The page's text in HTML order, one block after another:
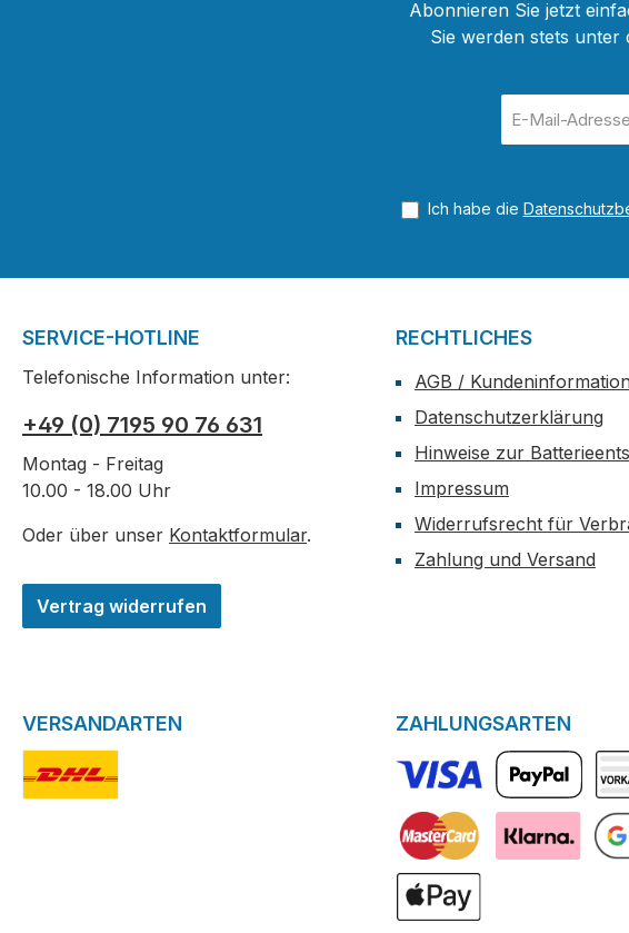
Abonnieren Sie jetzt
Sie werden stets
Mail-
Ich habe die
SERVICE-HOTLINE
Telefonische Information unter:
+49 (0) 7195 90 76 631
Montag - Freitag
10.00 - 18.00 Uhr
Oder über unser Kontaktformular.
Vertrag widerrufen
RECHTLICHES
AGB /
Datenschutzerklärung
Hinweise zur
Impressum
Widerrufsrecht für
Zahlung und Versand
VERSANDARTEN ZAHLUNGSARTEN
PayPal
Kreditkarte
VISA Logo